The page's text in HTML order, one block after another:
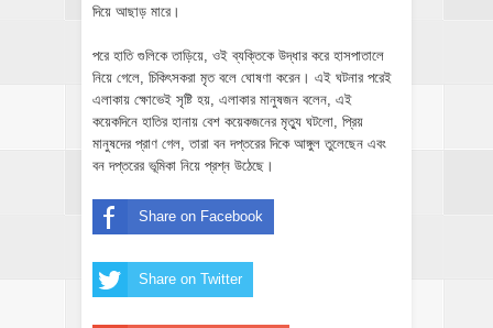
দিয়ে আছাড় মারে।
পরে হাতি গুলিকে তাড়িয়ে, ওই ব্যক্তিকে উদ্ধার করে হাসপাতালে
নিয়ে গেলে, চিকিৎসকরা মৃত বলে ঘোষণা করেন। এই ঘটনার পরেই
এলাকায় ক্ষোভেই সৃষ্টি হয়, এলাকার মানুষজন বলেন, এই
কয়েকদিনে হাতির হানায় বেশ কয়েকজনের মৃত্যু ঘটলো, প্রিয়
মানুষদের প্রাণ গেল, তারা বন দপ্তরের দিকে আঙ্গুল তুলেছেন এবং
বন দপ্তরের ভূমিকা নিয়ে প্রশ্ন উঠেছে।
Share on Facebook
Share on Twitter